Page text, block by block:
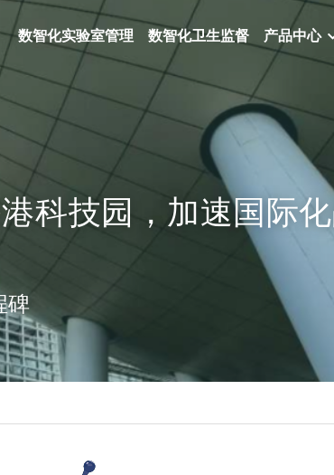
数智化实验室管理 数智化卫生监督 产品中心
科技园，加速国际
碑